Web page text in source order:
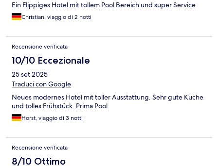
Ein Flippiges Hotel mit tollem Pool Bereich und super Service
Christian, viaggio di 2 notti
Recensione verificata
10/10 Eccezionale
25 set 2025
Traduci con Google
Neues modernes Hotel mit toller Ausstattung. Sehr gute Küche
und tolles Frühstück. Prima Pool.
Horst, viaggio di 3 notti
Recensione verificata
8/10 Ottimo